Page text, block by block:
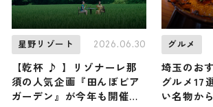
星野リゾート 2026.06.30
【乾杯 ♪ 】リゾナーレ那
須の人気企画『田んぼビア
ガーデン』が今年も開催決
グルメ
埼玉のお
グルメ17
い名物か